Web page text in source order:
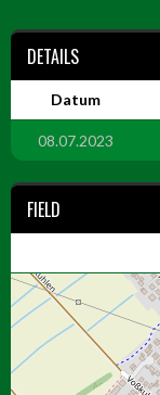
DETAILS
Datum
08.07.2023
FIELD